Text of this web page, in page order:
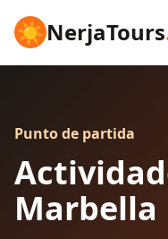
☀NerjaTours
Punto de partida
Marbella